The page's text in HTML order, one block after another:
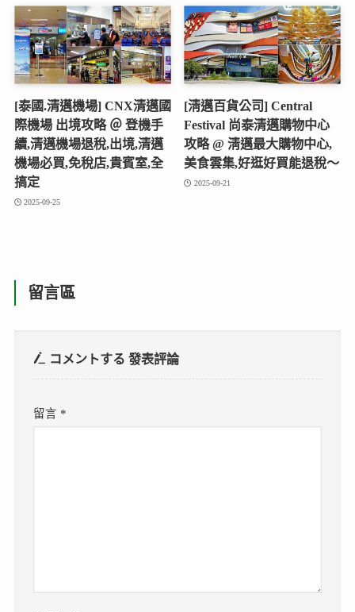
[泰國.清邁機場] CNX清邁國
際機場 出境攻略 ＠ 登機手
續,清邁機場退稅,出境,清邁
機場必買,免稅店,貴賓室,全
搞定
2025-09-25
[淸邁百貨公司] Central
Festival 尚泰清邁購物中心
攻略 @ 淸邁最大購物中心,
美食雲集,好逛好買能退稅～
2025-09-21
留言區
コメントする發表評論
留言 *